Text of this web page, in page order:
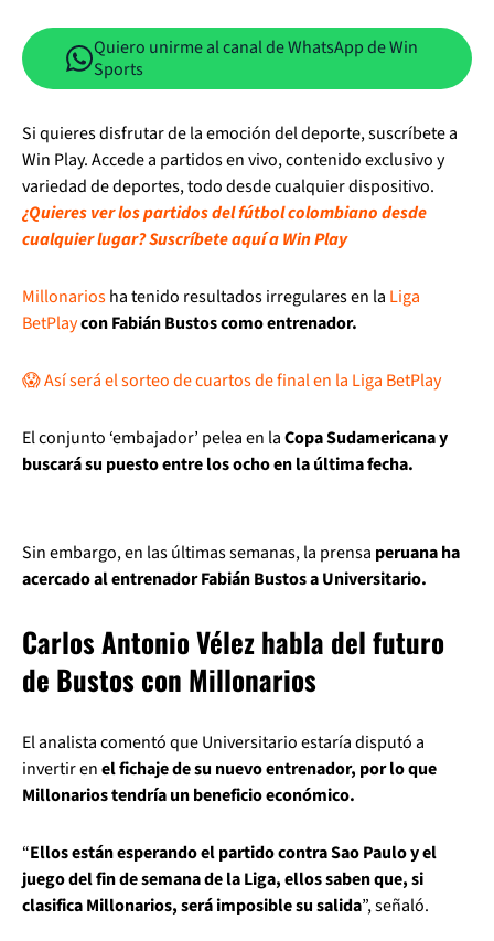
Quiero unirme al canal de WhatsApp de Win
Sports
Si quieres disfrutar de la emoción del deporte, suscríbete a
Win Play. Accede a partidos en vivo, contenido exclusivo y
variedad de deportes, todo desde cualquier dispositivo.
¿Quieres ver los partidos del fútbol colombiano desde
cualquier lugar? Suscríbete aquí a Win Play
Millonariosha tenido resultados irregulares en la Liga
BetPlaycon Fabián Bustos como entrenador.
😱 Así será el sorteo de cuartos de final en la Liga BetPlay
El conjunto ‘embajador’ pelea en laCopa Sudamericana y
buscará su puesto entre los ocho en la última fecha.
Sin embargo, en las últimas semanas, la prensa peruana ha
acercado al entrenador Fabián Bustos a Universitario.
Carlos Antonio Vélez habla del futuro
de Bustos con Millonarios
El analista comentó que Universitario estaría disputó a
invertir enel fichaje de su nuevo entrenador, por lo que
Millonarios tendría un beneficio económico.
“Ellos están esperando el partido contra Sao Paulo y el
juego del fin de semana de la Liga, ellos saben que, si
clasifica Millonarios, será imposible su salida”, señaló.